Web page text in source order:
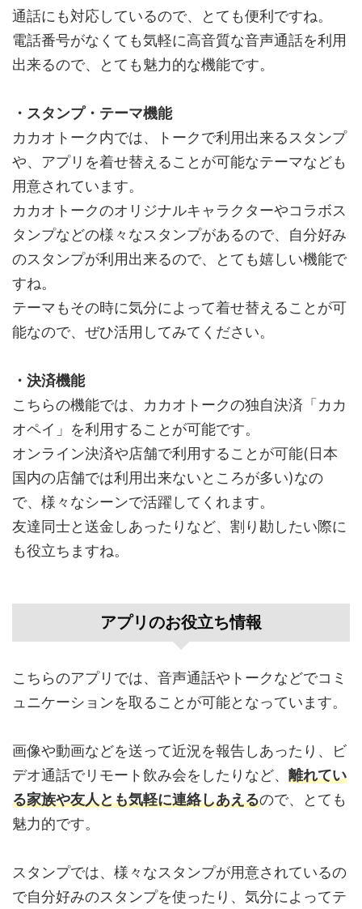
通話にも対応しているので、とても便利ですね。
電話番号がなくても気軽に高音質な音声通話を利用
出来るので、とても魅力的な機能です。
・スタンプ・テーマ機能
カカオトーク内では、トークで利用出来るスタンプ
や、アプリを着せ替えることが可能なテーマなども
用意されています。
カカオトークのオリジナルキャラクターやコラボス
タンプなどの様々なスタンプがあるので、自分好み
のスタンプが利用出来るので、とても嬉しい機能で
すね。
テーマもその時に気分によって着せ替えることが可
能なので、ぜひ活用してみてください。
・決済機能
こちらの機能では、カカオトークの独自決済「カカ
オペイ」を利用することが可能です。
オンライン決済や店舗で利用することが可能(日本
国内の店舗では利用出来ないところが多い)なの
で、様々なシーンで活躍してくれます。
友達同士と送金しあったりなど、割り勘したい際に
も役立ちますね。
アプリのお役立ち情報
こちらのアプリでは、音声通話やトークなどでコミ
ュニケーションを取ることが可能となっています。
画像や動画などを送って近況を報告しあったり、ビ
デオ通話でリモート飲み会をしたりなど、 離れてい
る家族や友人とも気軽に連絡しあえるので、とても
魅力的です。
スタンプでは、様々なスタンプが用意されているの
で自分好みのスタンプを使ったり、気分によってテ